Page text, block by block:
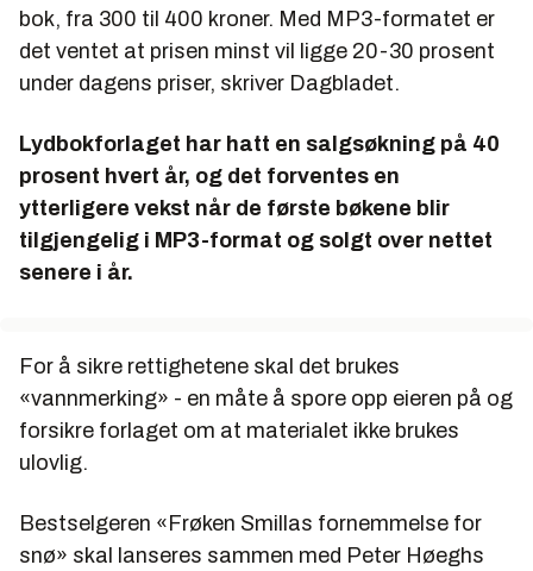
bok, fra 300 til 400 kroner. Med MP3-formatet er
det ventet at prisen minst vil ligge 20-30 prosent
under dagens priser, skriver Dagbladet.
Lydbokforlaget har hatt en salgsøkning på 40
prosent hvert år, og det forventes en
ytterligere vekst når de første bøkene blir
tilgjengelig i MP3-format og solgt over nettet
senere i år.
For å sikre rettighetene skal det brukes
«vannmerking» - en måte å spore opp eieren på og
forsikre forlaget om at materialet ikke brukes
ulovlig.
Bestselgeren «Frøken Smillas fornemmelse for
snø» skal lanseres sammen med Peter Høeghs